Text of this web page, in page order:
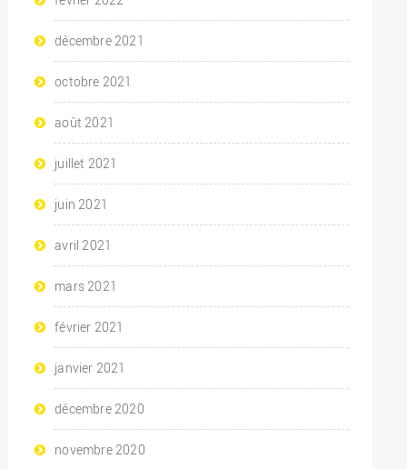
décembre 2021
octobre 2021
août 2021
juillet 2021
juin 2021
avril 2021
mars 2021
février 2021
janvier 2021
décembre 2020
novembre 2020